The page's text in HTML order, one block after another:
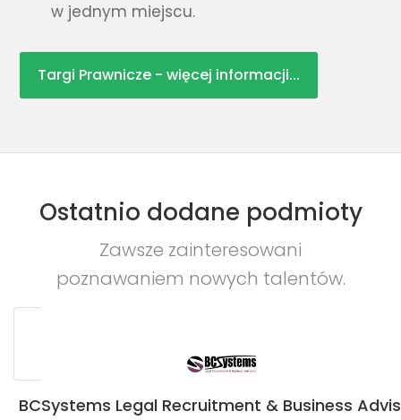
w jednym miejscu.
Targi Prawnicze - więcej informacji...
Ostatnio dodane podmioty
Zawsze zainteresowani
poznawaniem nowych talentów.
BCSystems Legal Recruitment & Business